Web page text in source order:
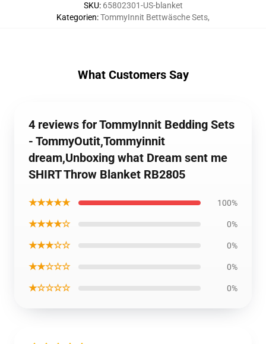
SKU: 65802301-US-blanket
Kategorien:TommyInnit Bettwäsche Sets,
What Customers Say
4 reviews for TommyInnit Bedding Sets
- TommyOutit,Tommyinnit
dream,Unboxing what Dream sent me
SHIRT Throw Blanket RB2805
★★★★★ 100%
★★★★☆ 0%
★★★☆☆ 0%
★★☆☆☆ 0%
★☆☆☆☆ 0%